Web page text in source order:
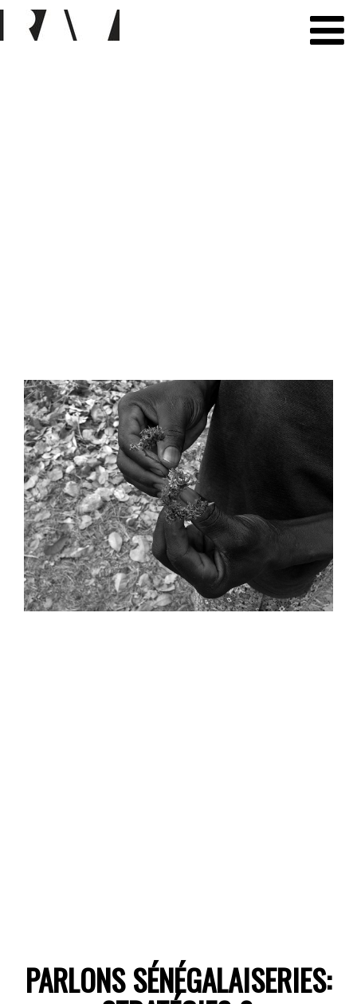
PARLONS SÉNÉGALAISERIES: